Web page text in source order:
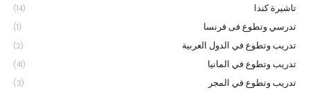
تاشيرة كندا (14)
تدرسي وتطوع فى فرنسا (1)
تدريب وتطوع في الدول العربية (2)
تدريب وتطوع في المانيا (41)
تدريب وتطوع في المجر (3)